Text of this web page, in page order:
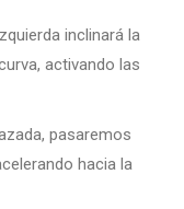
inclinará la
activando las
pasaremos
hacia la